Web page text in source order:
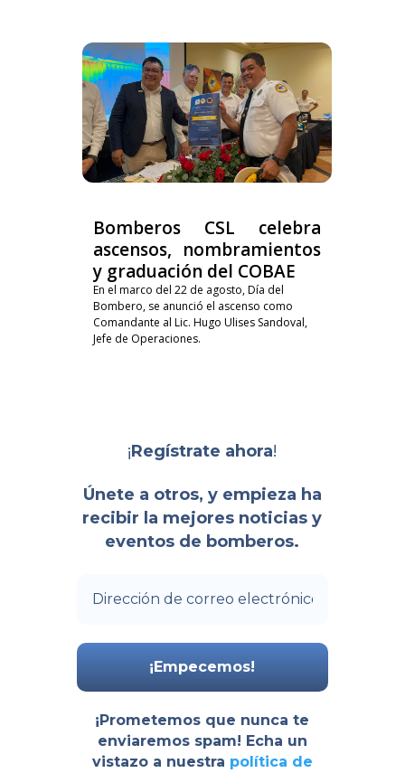
Bomberos CSL celebra
ascensos, nombramientos
y graduación del COBAE
En el marco del 22 de agosto, Día del
Bombero, se anunció el ascenso como
Comandante al Lic. Hugo Ulises Sandoval,
Jefe de Operaciones.
¡Regístrate ahora!
Únete a otros, y empieza ha
recibir la mejores noticias y
eventos de bomberos.
¡Prometemos que nunca te
enviaremos spam! Echa un
vistazo a nuestra política de